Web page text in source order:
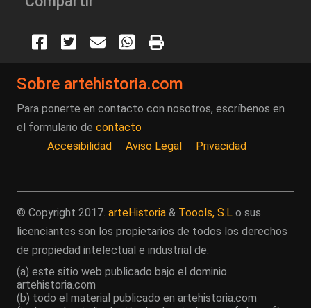
Sobre artehistoria.com
Para ponerte en contacto con nosotros, escríbenos en
el formulario de contacto
Accesibilidad
Aviso Legal Privacidad
© Copyright 2017. arteHistoria & Toools, S.L o sus
licenciantes son los propietarios de todos los derechos
de propiedad intelectual e industrial de:
(a) este sitio web publicado bajo el dominio
artehistoria.com
(b) todo el material publicado en artehistoria.com